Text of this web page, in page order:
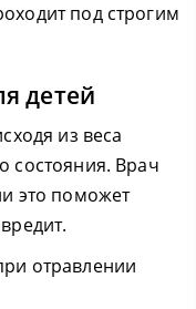
под строгим
детей
из веса
состояния. Врач
это поможет
отравлении